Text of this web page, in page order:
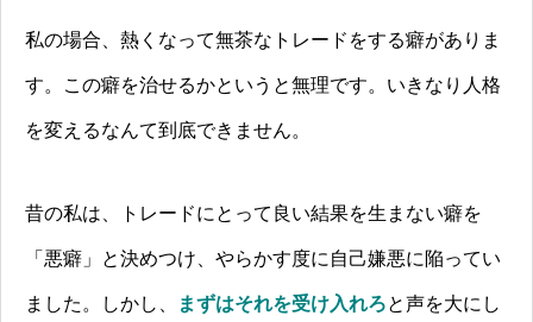
私の場合、熱くなって無茶なトレードをする癖がありま
す。この癖を治せるかというと無理です。いきなり人格
を変えるなんて到底できません。
昔の私は、トレードにとって良い結果を生まない癖を
「悪癖」と決めつけ、やらかす度に自己嫌悪に陥ってい
ました。しかし、 まずはそれを受け入れろと声を大にし